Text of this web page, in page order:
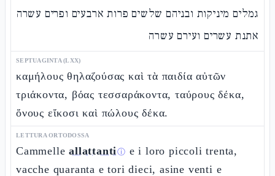
גמלים מיניקות ובניהם שלשים פרות ארבעים ופרים עשרה
אתנת עשרים ועירם עשרה
SEPTUAGINTA (LXX)
καμήλους θηλαζούσας καὶ τὰ παιδία αὐτῶν
τριάκοντα, βόας τεσσαράκοντα, ταύρους δέκα,
ὄνους εἴκοσι καὶ πώλους δέκα.
LETTURA ORTODOSSA
Cammelleallattantiⓘ e i loro piccoli trenta,
vacche quaranta e tori dieci, asine venti e